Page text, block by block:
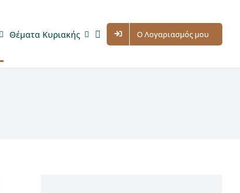
Θέματα Κυριακής Ο Λογαριασμός μου